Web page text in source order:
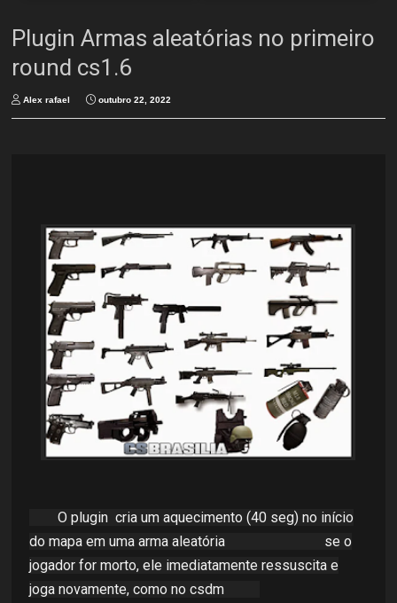
Plugin Armas aleatórias no primeiro
round cs1.6
Alex rafael outubro 22, 2022
O plugin cria um aquecimento (40 seg) no início
do mapa em uma arma aleatória se o
jogador for morto, ele imediatamente ressuscita e
joga novamente, como no csdm